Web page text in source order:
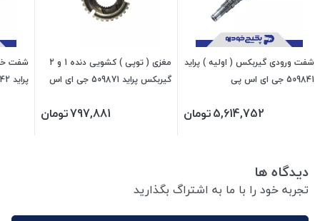
شفت ورودی گیربکس ( اولیه ) پراید
509841 جی ای اس پی
5,614,752تومان
مغزی ( توپی ) کشویی دنده 1 و 2
گیربکس پراید 509871 جی ای اس
797,881تومان
شفت
پراید 509842 جی ای اس پی
دیدگاه ها
تجربه خود را با ما به اشتراگ بگذارید